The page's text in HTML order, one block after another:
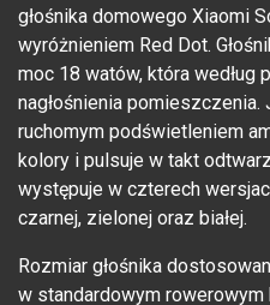
głośnika domowego Xiaomi
wyróżnieniem Red Dot.
moc 18 watów, która według
nagłośnienia
ruchomym podświetleniem
kolory i pulsuje w takt
występuje w czterech
czarnej, zielonej oraz białej.
Rozmiar głośnika
w standardowym rowerowym